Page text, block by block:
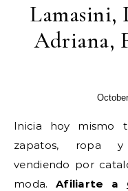
Lamasini,
Adriana,
Inicia hoy mismo tu propio negocio vendiendo
zapatos, ropa y
vendiendo por
moda. Afiliarte a